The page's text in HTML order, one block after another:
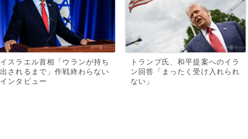
イスラエル首相「ウランが持ち
出されるまで」作戦終わらない
インタビュー
トランプ氏、和平提案へのイラ
ン回答「まったく受け入れられ
ない」